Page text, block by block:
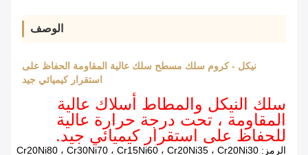
الوصف
نيكل - كروم سلك مسطح سلك عالية المقاومة الحفاظ على
استقرار كيميائي جيد
سلك النيكل والمطاط أسلاك عالية
المقاومة ، تحت درجة حرارة عالية
للحفاظ على استقرار كيميائي جيد.
الرمز: Cr20Ni80 ، Cr30Ni70 ، Cr15Ni60 ، Cr20Ni35 ، Cr20Ni30